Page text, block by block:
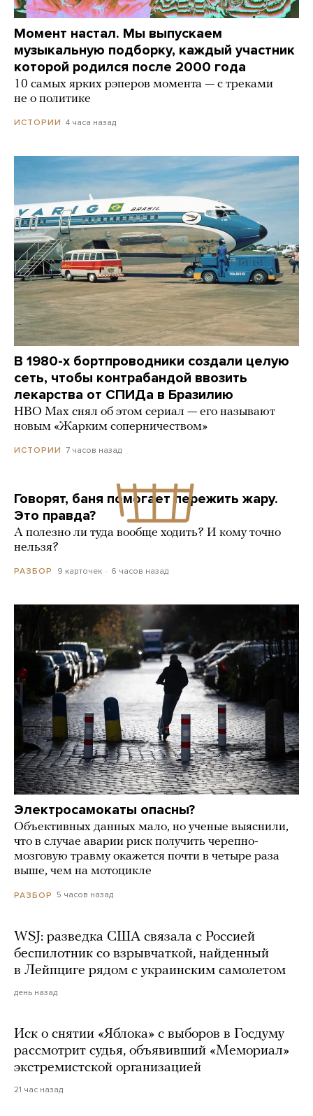
Момент настал. Мы выпускаем
музыкальную подборку, каждый участник
которой родился после 2000 года
10 самых ярких рэперов момента — с треками
не о политике
ИСТОРИИ 4 часа назад
В 1980-х бортпроводники создали целую
сеть, чтобы контрабандой ввозить
лекарства от СПИДа в Бразилию
HBO Max снял об этом сериал — его называют
новым «Жарким соперничеством»
ИСТОРИИ 7 часов назад
Говорят, баня помогает пережить жару.
Это правда?
А полезно ли туда вообще ходить? И кому точно
нельзя?
РАЗБОР 9 карточек 6 часов назад
Электросамокаты опасны?
Объективных данных мало, но ученые выяснили,
что в случае аварии риск получить черепно-
мозговую травму окажется почти в четыре раза
выше, чем на мотоцикле
РАЗБОР 5 часов назад
WSJ: разведка США связала с Россией
беспилотник со взрывчаткой, найденный
в Лейпциге рядом с украинским самолетом
день назад
Иск о снятии «Яблока» с выборов в Госдуму
рассмотрит судья, объявивший «Мемориал»
экстремистской организацией
21 час назад